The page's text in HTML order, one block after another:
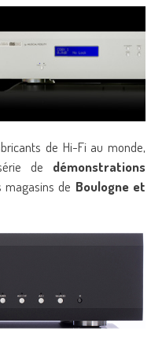
de Hi-Fi au monde,
de démonstrations
magasins de Boulogne et